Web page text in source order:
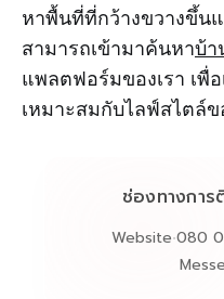
หาพื้นที่ที่กว้างขวางขึ้น
สามารถเข้ามาค้นหาบ้า
แพลตฟอร์มของเรา เพื่
เหมาะสมกับไลฟ์สไตล์
ช่องทางกา
Website•080